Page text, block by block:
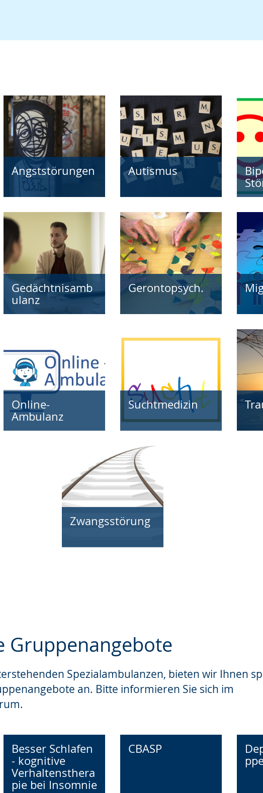
Angststörungen Autismus
Gedächtnisamb
ulanz
Gerontopsych.
Online-
Ambulanz
Suchtmedizin
Zwangsstörung
Gruppenangebote
Spezialambulanzen, bieten wir Ihnen
an. Bitte informieren Sie sich im
Besser Schlafen
- kognitive
Verhaltensthera
pie bei Insomnie
CBASP